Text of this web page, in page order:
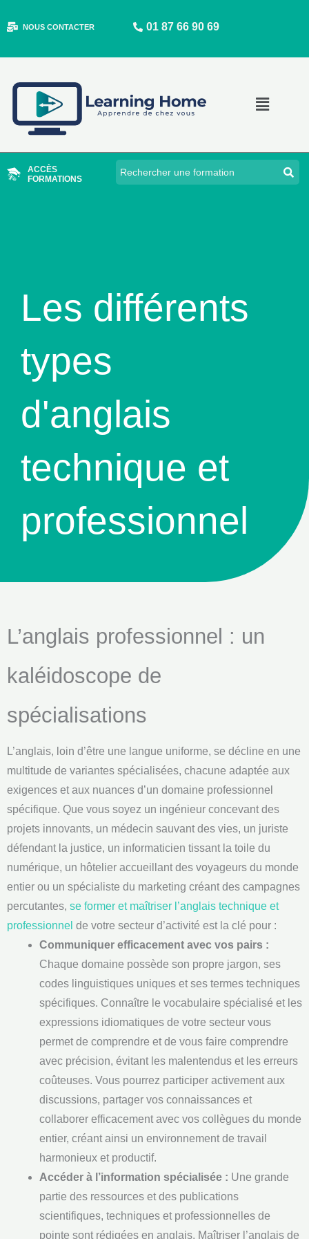
au
NOUS CONTACTER 01 87 66 90 69
Main
ACCÈS
FORMATIONS
Les différents
types
d'anglais
technique et
professionnel
L’anglais professionnel : un
kaléidoscope de
spécialisations
L’anglais, loin d’être une langue uniforme, se décline en une
multitude de variantes spécialisées, chacune adaptée aux
exigences et aux nuances d’un domaine professionnel
spécifique. Que vous soyez un ingénieur concevant des
projets innovants, un médecin sauvant des vies, un juriste
défendant la justice, un informaticien tissant la toile du
numérique, un hôtelier accueillant des voyageurs du monde
entier ou un spécialiste du marketing créant des campagnes
percutantes, se former et maîtriser l’anglais technique et
professionnel de votre secteur d’activité est la clé pour :
Communiquer efficacement avec vos pairs :
Chaque domaine possède son propre jargon, ses
codes linguistiques uniques et ses termes techniques
spécifiques. Connaître le vocabulaire spécialisé et les
expressions idiomatiques de votre secteur vous
permet de comprendre et de vous faire comprendre
avec précision, évitant les malentendus et les erreurs
coûteuses. Vous pourrez participer activement aux
discussions, partager vos connaissances et
collaborer efficacement avec vos collègues du monde
entier, créant ainsi un environnement de travail
harmonieux et productif.
Accéder à l’information spécialisée : Une grande
partie des ressources et des publications
scientifiques, techniques et professionnelles de
pointe sont rédigées en anglais. Maîtriser l’anglais de